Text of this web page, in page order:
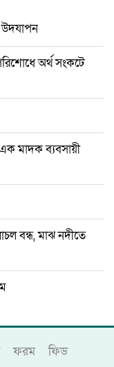
উদযাপন
অর্থ সংকটে
মাদক ব্যবসায়ী
বন্ধ, মাঝ নদীতে
ফরম
ফিড